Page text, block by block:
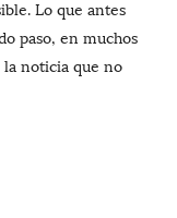
Lo que antes
paso, en muchos
noticia que no